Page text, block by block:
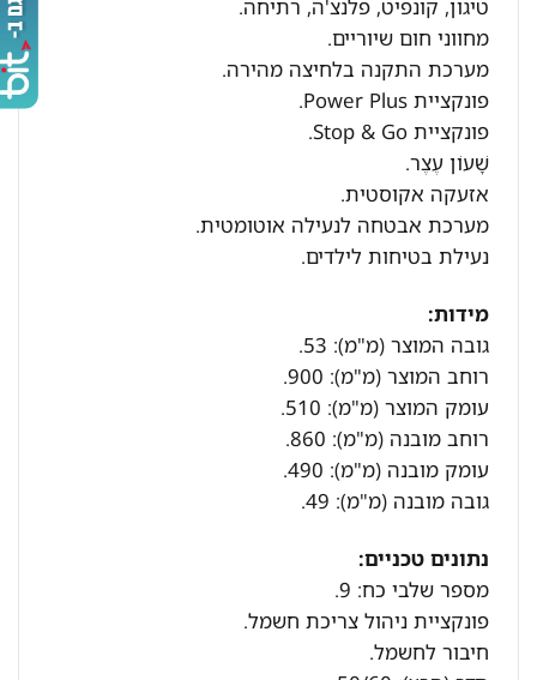
טיגון, קונפיט, פלנצ'ה, רתיחה.
מחווני חום שיוריים.
מערכת התקנה בלחיצה מהירה.
פונקציית Power Plus.
פונקציית Stop & Go.
שָׁעוֹן עֶצֶר.
אזעקה אקוסטית.
מערכת אבטחה לנעילה אוטומטית.
נעילת בטיחות לילדים.
מידות:
גובה המוצר (מ"מ): 53.
רוחב המוצר (מ"מ): 900.
עומק המוצר (מ"מ): 510.
רוחב מובנה (מ"מ): 860.
עומק מובנה (מ"מ): 490.
גובה מובנה (מ"מ): 49.
נתונים טכניים:
מספר שלבי כח: 9.
פונקציית ניהול צריכת חשמל.
חיבור לחשמל.